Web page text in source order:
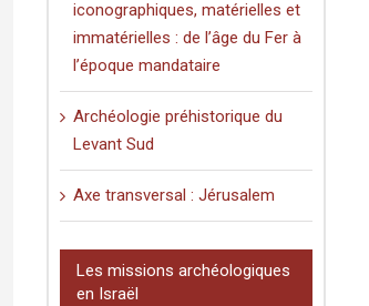
Uncategorized
Doctorants/Jeunes docteurs (date limite
iconographiques, matérielles et
immatérielles : de l’âge du Fer à
l’époque mandataire
Archéologie préhistorique du
Levant Sud
Axe transversal : Jérusalem
Les missions archéologiques
en Israël